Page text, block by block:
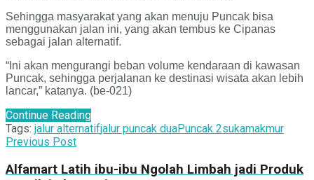
Sehingga masyarakat yang akan menuju Puncak bisa
menggunakan jalan ini, yang akan tembus ke Cipanas
sebagai jalan alternatif.
“Ini akan mengurangi beban volume kendaraan di kawasan
Puncak, sehingga perjalanan ke destinasi wisata akan lebih
lancar,” katanya. (be-021)
Continue Reading
Tags: jalur alternatifjalur puncak duaPuncak 2sukamakmur
Previous Post
Alfamart Latih ibu-ibu Ngolah Limbah jadi Produk